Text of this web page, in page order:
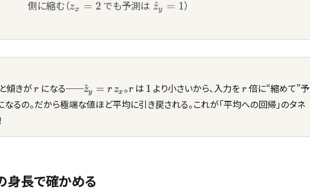
側に縮む（zx = 2 でも予測は z
^y = 1）
傾きがr
r になる──\hat{z}_y=r\,z_x
z
^y = r zx 。r
r は 1
1 より小さいから、入力をr
r 倍に“縮めて”予
なるの。だから極端な値ほど平均に引き戻される。これが「平均への回帰」のタネ
長で確かめる